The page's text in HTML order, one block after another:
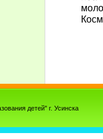
детей" г. Усинска